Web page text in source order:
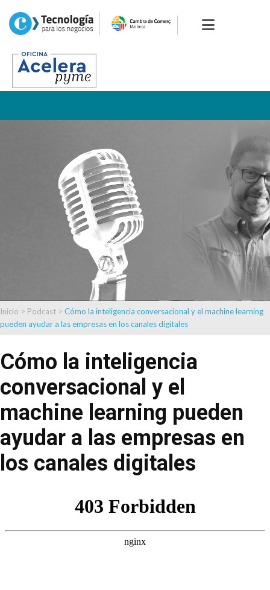
Inicio > Podcast > Cómo la inteligencia conversacional y el machine learning
pueden ayudar a las empresas en los canales digitales
Cómo la inteligencia
conversacional y el
machine learning pueden
ayudar a las empresas en
los canales digitales